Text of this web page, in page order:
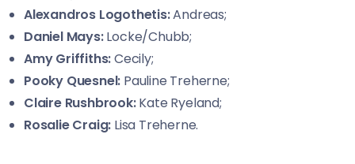
Alexandros Logothetis:Andreas;
Daniel Mays:Locke/Chubb;
Amy Griffiths:Cecily;
Pooky Quesnel: Pauline Treherne;
Claire Rushbrook:Kate Ryeland;
Rosalie Craig: Lisa Treherne.